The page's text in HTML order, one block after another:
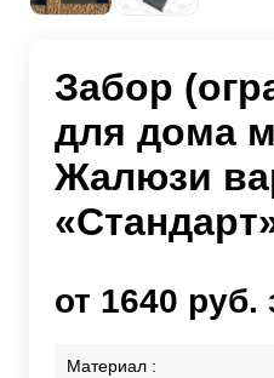
Забор
для дома
Жалюзи
от 1640 руб.
Материал :